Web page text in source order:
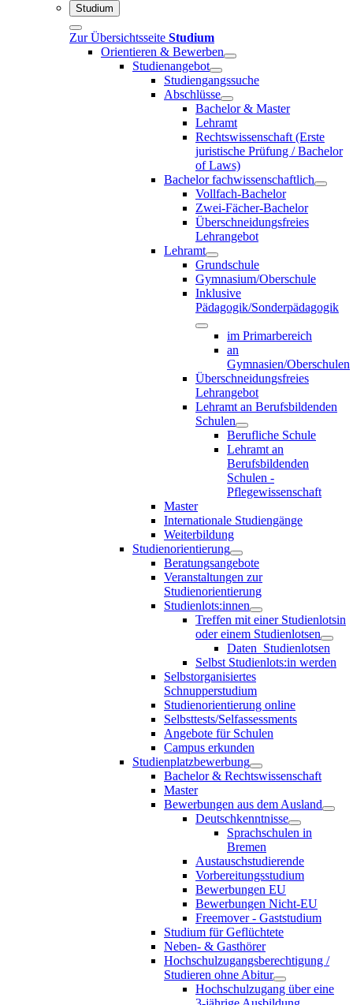
Studium
Zur Übersichtsseite Studium
Orientieren & Bewerben
Studienangebot
Studiengangssuche
Abschlüsse
Bachelor & Master
Lehramt
Rechtswissenschaft (Erste
juristische Prüfung / Bachelor
of Laws)
Bachelor fachwissenschaftlich
Vollfach-Bachelor
Zwei-Fächer-Bachelor
Überschneidungsfreies
Lehrangebot
Lehramt
Grundschule
Gymnasium/Oberschule
Inklusive
Pädagogik/Sonderpädagogik
im Primarbereich
an
Gymnasien/Oberschulen
Überschneidungsfreies
Lehrangebot
Lehramt an Berufsbildenden
Schulen
Berufliche Schule
Lehramt an
Berufsbildenden
Schulen -
Pflegewissenschaft
Master
Internationale Studiengänge
Weiterbildung
Studienorientierung
Beratungsangebote
Veranstaltungen zur
Studienorientierung
Studienlots:innen
Treffen mit einer Studienlotsin
oder einem Studienlotsen
Daten_Studienlotsen
Selbst Studienlots:in werden
Selbstorganisiertes
Schnupperstudium
Studienorientierung online
Selbsttests/Selfassessments
Angebote für Schulen
Campus erkunden
Studienplatzbewerbung
Bachelor & Rechtswissenschaft
Master
Bewerbungen aus dem Ausland
Deutschkenntnisse
Sprachschulen in
Bremen
Austauschstudierende
Vorbereitungsstudium
Bewerbungen EU
Bewerbungen Nicht-EU
Freemover - Gaststudium
Studium für Geflüchtete
Neben- & Gasthörer
Hochschulzugangsberechtigung /
Studieren ohne Abitur
Hochschulzugang über eine